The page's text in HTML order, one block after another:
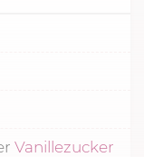
Vanillezucker